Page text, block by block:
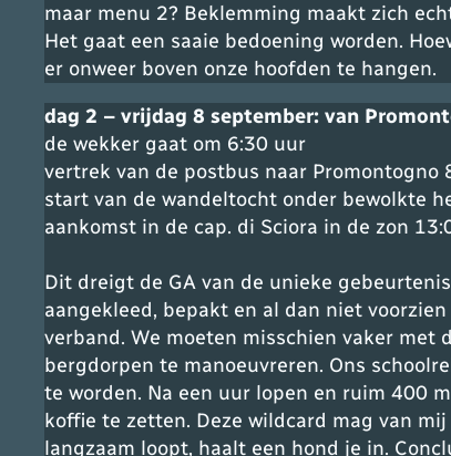
maar menu 2? Beklemming maakt zich
Het gaat een saaie bedoening worden.
er onweer boven onze hoofden te hangen.
dag 2 – vrijdag 8 september: van
de wekker gaat om 6:30 uur
vertrek van de postbus naar Promontogno
start van de wandeltocht onder bewolkte
aankomst in de cap. di Sciora in de zon
Dit dreigt de GA van de unieke
aangekleed, bepakt en al dan niet
verband. We moeten misschien vaker
bergdorpen te manoeuvreren. Ons
te worden. Na een uur lopen en ruim 400
koffie te zetten. Deze wildcard mag van
langzaam loopt, haalt een hond je in.